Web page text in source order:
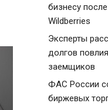
бизнесу
Wildberries
Эксперты
долгов
заемщиков
ФАС России
биржевых